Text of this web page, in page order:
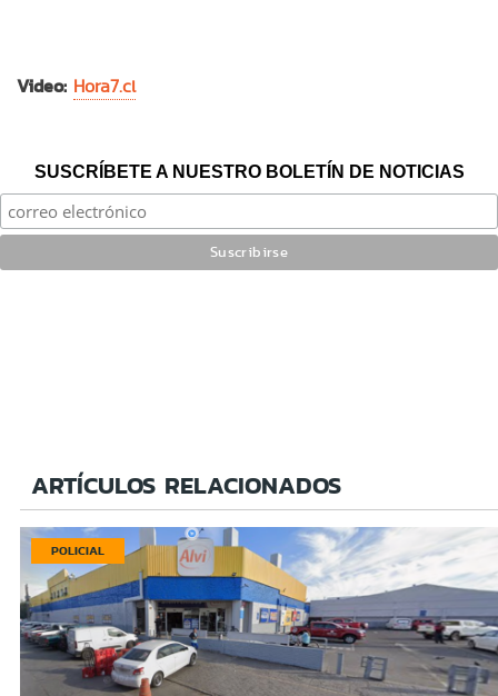
Video: Hora7.cl
SUSCRÍBETE A NUESTRO BOLETÍN DE NOTICIAS
ARTÍCULOS RELACIONADOS
POLICIAL